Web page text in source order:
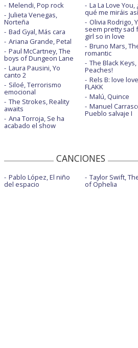
Melendi, Pop rock
Julieta Venegas,
Norteña
Bad Gyal, Más cara
Ariana Grande, Petal
Paul McCartney, The
boys of Dungeon Lane
Laura Pausini, Yo
canto 2
Siloé, Terrorismo
emocional
The Strokes, Reality
awaits
Ana Torroja, Se ha
acabado el show
La La Love You,
qué me miráis
Olivia Rodrigo,
seem pretty sad
girl so in love
Bruno Mars,
romantic
The Black Keys,
Peaches!
Rels B: love love
FLAKK
Malú, Quince
Manuel
Pueblo salvaje I
CANCIONES
Pablo López, El niño
del espacio
Taylor Swift,
of Ophelia